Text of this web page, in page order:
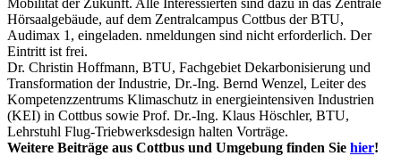
Hörsaalgebäude, auf dem Zentralcampus Cottbus der BTU,
Audimax 1, eingeladen. nmeldungen sind nicht erforderlich. Der
Eintritt ist frei.
Dr. Christin Hoffmann, BTU, Fachgebiet Dekarbonisierung und
Transformation der Industrie, Dr.-Ing. Bernd Wenzel, Leiter des
Kompetenzzentrums Klimaschutz in energieintensiven Industrien
(KEI) in Cottbus sowie Prof. Dr.-Ing. Klaus Höschler, BTU,
Lehrstuhl Flug-Triebwerksdesign halten Vorträge.
Weitere Beiträge aus Cottbus und Umgebung finden Sie hier!